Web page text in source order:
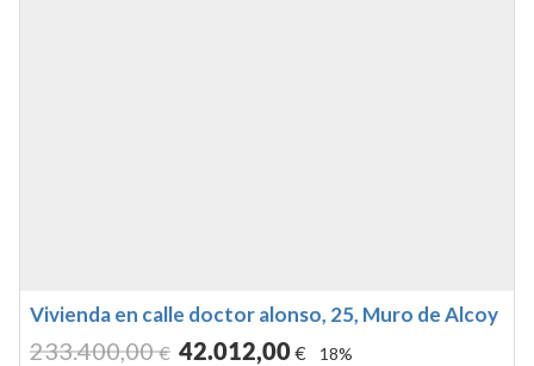
Vivienda en calle doctor alonso, 25, Muro de Alcoy
233.400,00 € 42.012,00€ 18%